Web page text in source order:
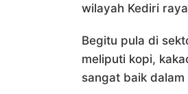
wilayah Kediri
Begitu pula di
meliputi kopi,
sangat baik